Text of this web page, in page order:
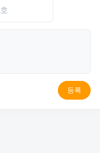
등록